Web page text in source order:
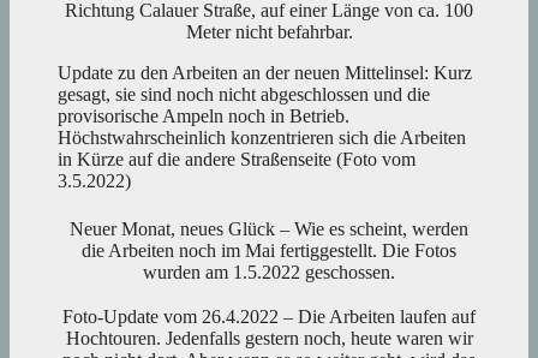
Richtung Calauer Straße, auf einer Länge von ca. 100
Meter nicht befahrbar.
Update zu den Arbeiten an der neuen Mittelinsel: Kurz
gesagt, sie sind noch nicht abgeschlossen und die
provisorische Ampeln noch in Betrieb.
Höchstwahrscheinlich konzentrieren sich die Arbeiten
in Kürze auf die andere Straßenseite (Foto vom
3.5.2022)
Neuer Monat, neues Glück – Wie es scheint, werden
die Arbeiten noch im Mai fertiggestellt. Die Fotos
wurden am 1.5.2022 geschossen.
Foto-Update vom 26.4.2022 – Die Arbeiten laufen auf
Hochtouren. Jedenfalls gestern noch, heute waren wir